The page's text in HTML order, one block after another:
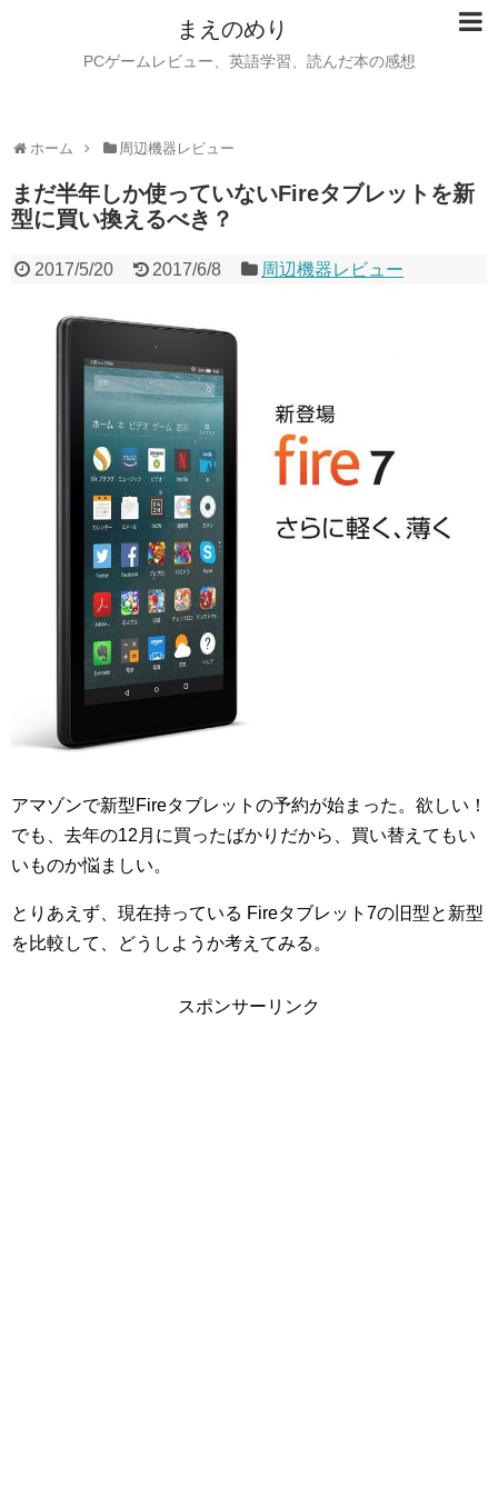
まえのめり
PCゲームレビュー、英語学習、読んだ本の感想
ホーム 周辺機器レビュー
まだ半年しか使っていないFireタブレットを新
型に買い換えるべき？
2017/5/20 2017/6/8 周辺機器レビュー
アマゾンで新型Fireタブレットの予約が始まった。欲しい！
でも、去年の12月に買ったばかりだから、買い替えてもい
いものか悩ましい。
とりあえず、現在持っている Fireタブレット7の旧型と新型
を比較して、どうしようか考えてみる。
スポンサーリンク